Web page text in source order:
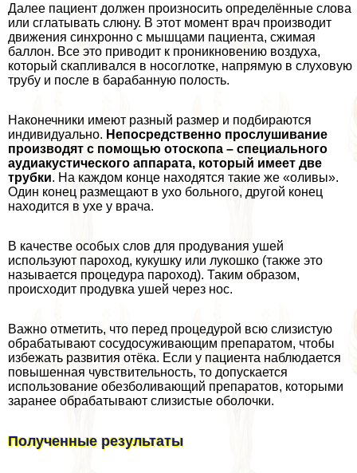
Далее пациент должен произносить определённые слова
или сглатывать слюну. В этот момент врач производит
движения синхронно с мышцами пациента, сжимая
баллон. Все это приводит к проникновению воздуха,
который скапливался в носоглотке, напрямую в слуховую
трубу и после в баpaбанную полость.
Наконечники имеют разный размер и подбираются
индивидуально. Непосредственно прослушивание
производят с помощью отоскопа – специального
аудиакустического аппарата, который имеет две
трубки. На каждом конце находятся такие же «оливы».
Один конец размещают в ухо больного, другой конец
находится в ухе у врача.
В качестве особых слов для продувания ушей
используют пароход, кукушку или лукошко (также это
называется процедypa пароход). Таким образом,
происходит продувка ушей через нос.
Важно отметить, что перед процедурой всю слизистую
обpaбатывают сосудосуживающим препаратом, чтобы
избежать развития отёка. Если у пациента наблюдается
повышенная чувствительность, то допускается
использование обезболивающий препаратов, которыми
заранее обpaбатывают слизистые оболочки.
Полученные результаты